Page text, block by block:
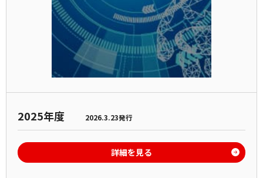
2025年度 2026.3.23発行
詳細を見る